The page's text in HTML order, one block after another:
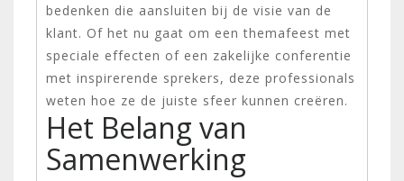
bedenken die aansluiten bij de visie van de
klant. Of het nu gaat om een themafeest met
speciale effecten of een zakelijke conferentie
met inspirerende sprekers, deze professionals
weten hoe ze de juiste sfeer kunnen creëren.
Het Belang van
Samenwerking